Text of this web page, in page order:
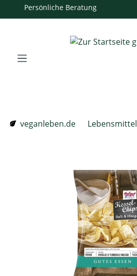
Zum Hauptinhalt springen
Zur Hauptnavigation springen
Persönliche Beratung
veganleben.de
Lebensmittel
Bildergalerie überspringen